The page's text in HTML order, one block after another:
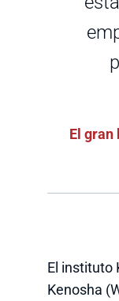
El gran
El instituto
Kenosha